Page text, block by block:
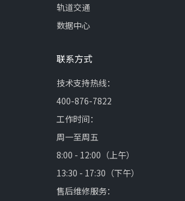
轨道交通
数据中心
联系方式
技术支持热线：
400-876-7822
工作时间：
周一至周五
8:00 - 12:00（上午）
13:30 - 17:30（下午）
售后维修服务：